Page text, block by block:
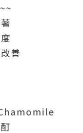
善